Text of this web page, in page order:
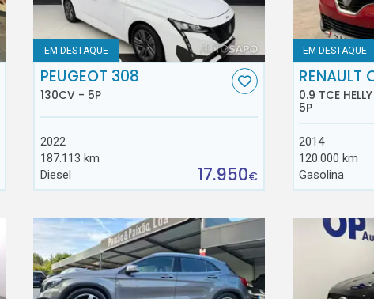
EM DESTAQUE
PEUGEOT 308
130CV - 5P
2022
187.113 km
Diesel
17.950€
EM DESTAQUE
RENAULT
0.9 TCE
5P
2014
120.000 km
Gasolina